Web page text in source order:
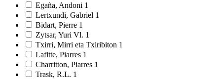
Egaña, Andoni 1
Lertxundi, Gabriel 1
Bidart, Pierre 1
Zytsar, Yuri Vl. 1
Txirri, Mirri eta Txiribiton 1
Lafitte, Piarres 1
Charritton, Piarres 1
Trask, R.L. 1